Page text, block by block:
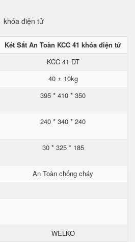
Két Sắt An Toàn KCC 41 khóa điện tử
KCC 41 DT
40 ± 10kg
395 * 410 * 350
240 * 340 * 240
30 * 325 * 185
An Toàn chống cháy
WELKO